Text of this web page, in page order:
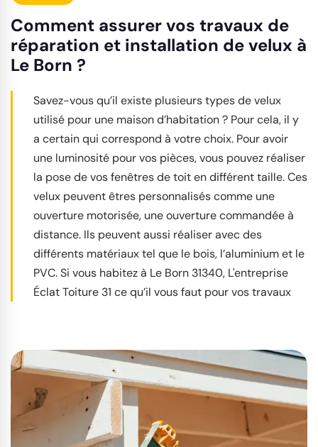
Comment assurer vos travaux de
réparation et installation de velux à
Le Born ?
Savez-vous qu’il existe plusieurs types de velux
utilisé pour une maison d’habitation ? Pour cela, il y
a certain qui correspond à votre choix. Pour avoir
une luminosité pour vos pièces, vous pouvez réaliser
la pose de vos fenêtres de toit en différent taille. Ces
velux peuvent êtres personnalisés comme une
ouverture motorisée, une ouverture commandée à
distance. Ils peuvent aussi réaliser avec des
différents matériaux tel que le bois, l’aluminium et le
PVC. Si vous habitez à Le Born 31340, L'entreprise
Éclat Toiture 31 ce qu’il vous faut pour vos travaux